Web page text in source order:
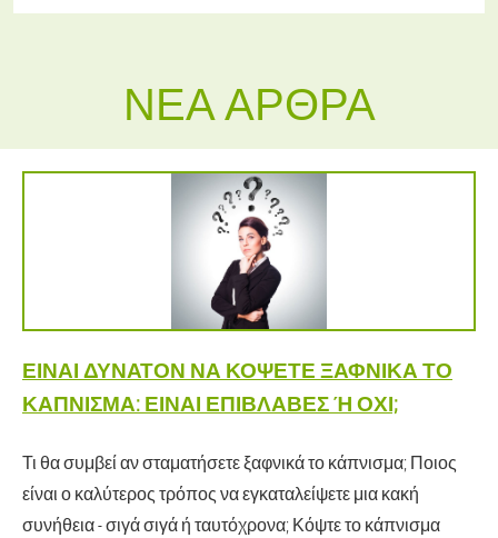
ΝΈΑ ΆΡΘΡΑ
ΕΊΝΑΙ ΔΥΝΑΤΌΝ ΝΑ ΚΌΨΕΤΕ ΞΑΦΝΙΚΆ ΤΟ
ΚΆΠΝΙΣΜΑ: ΕΊΝΑΙ ΕΠΙΒΛΑΒΈΣ Ή ΌΧΙ;
Τι θα συμβεί αν σταματήσετε ξαφνικά το κάπνισμα; Ποιος
είναι ο καλύτερος τρόπος να εγκαταλείψετε μια κακή
συνήθεια - σιγά σιγά ή ταυτόχρονα; Κόψτε το κάπνισμα